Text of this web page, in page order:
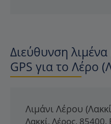
Διεύθυνση
GPS για το Λέρο
Λιμάνι Λέρου
Λακκί, Λέρος, 85400,